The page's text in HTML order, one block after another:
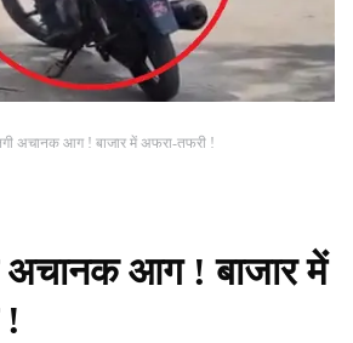
अचानक आग ! बाजार में अफरा-तफरी !
अचानक आग ! बाजार में